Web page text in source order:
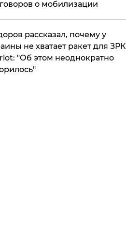
о мобилизации
рассказал, почему у
не хватает ракет для ЗРК
"Об этом неоднократно